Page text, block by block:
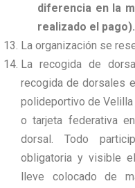
diferencia en la
realizado el pago).
La organización se
La recogida de
recogida de dorsales
polideportivo de Velilla
o tarjeta federativa
dorsal. Todo
obligatoria y visible
lleve colocado de